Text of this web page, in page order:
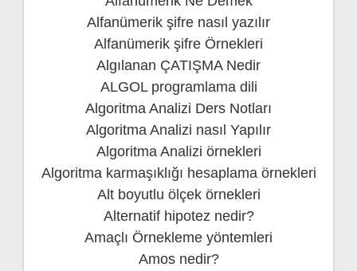
Alfanümerik şifre nasıl yazılır
Alfanümerik şifre Örnekleri
Algılanan ÇATIŞMA Nedir
ALGOL programlama dili
Algoritma Analizi Ders Notları
Algoritma Analizi nasıl Yapılır
Algoritma Analizi örnekleri
Algoritma karmaşıklığı hesaplama örnekleri
Alt boyutlu ölçek örnekleri
Alternatif hipotez nedir?
Amaçlı Örnekleme yöntemleri
Amos nedir?